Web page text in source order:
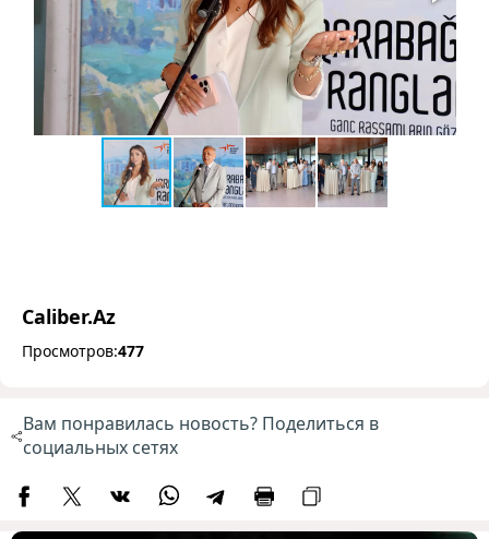
Caliber.Az
Просмотров:477
Вам понравилась новость? Поделиться в
социальных сетях